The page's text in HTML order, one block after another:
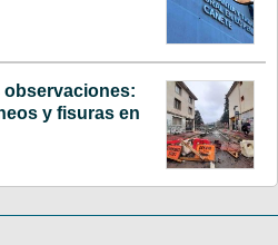
observaciones:
y fisuras en